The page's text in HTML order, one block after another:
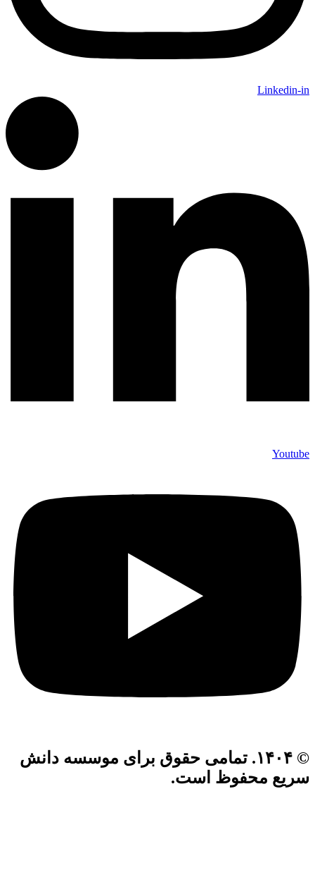
Linkedin-in
Youtube
© ۱۴۰۴. تمامی حقوق برای موسسه دانش
سریع محفوظ است.